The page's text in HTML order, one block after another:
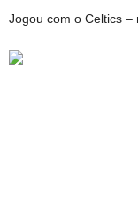
Jogou com o Celtics